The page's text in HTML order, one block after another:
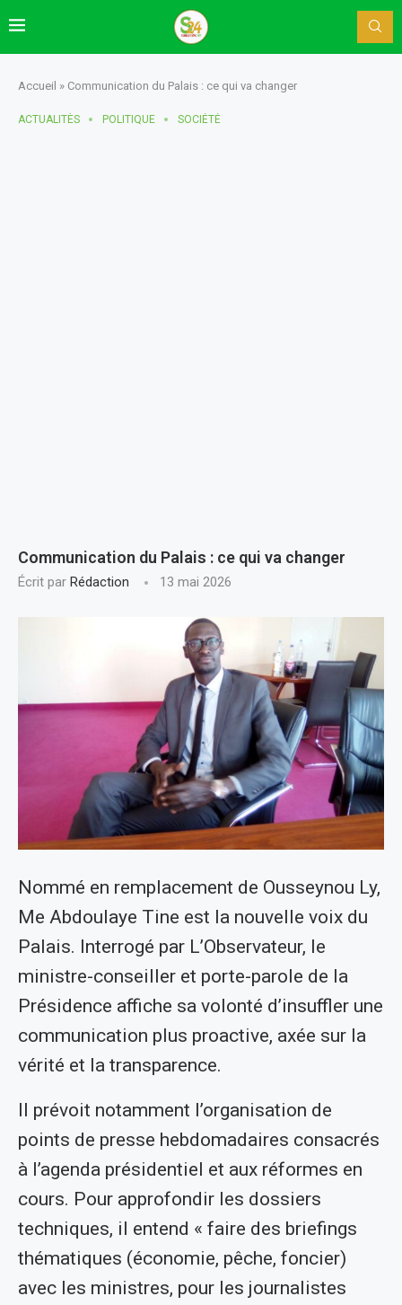
Accueil » Communication du Palais : ce qui va changer
ACTUALITÈS POLITIQUE SOCIÉTÉ
Communication du Palais : ce qui va changer
Écrit par Rédaction 13 mai 2026
Nommé en remplacement de Ousseynou Ly,
Me Abdoulaye Tine est la nouvelle voix du
Palais. Interrogé par L’Observateur, le
ministre-conseiller et porte-parole de la
Présidence affiche sa volonté d’insuffler une
communication plus proactive, axée sur la
vérité et la transparence.
Il prévoit notamment l’organisation de
points de presse hebdomadaires consacrés
à l’agenda présidentiel et aux réformes en
cours. Pour approfondir les dossiers
techniques, il entend « faire des briefings
thématiques (économie, pêche, foncier)
avec les ministres, pour les journalistes